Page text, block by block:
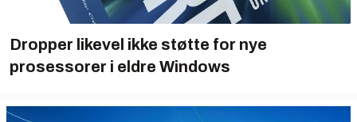
Dropper likevel ikke støtte for nye
prosessorer i eldre Windows